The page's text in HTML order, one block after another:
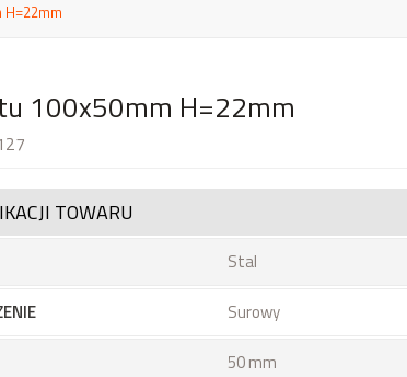
H=22mm
100x50mm H=22mm
TOWARU
Stal
Surowy
50 mm